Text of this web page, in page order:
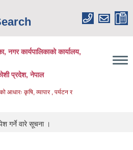
नगर कार्यपालिकाको कार्यालय,
प्रदेश, नेपाल
आधारः कृषि, व्यापार , पर्यटन र
गर्ने वारे सूचना ।